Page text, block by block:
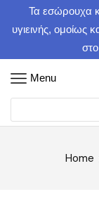
Τα εσώρουχα
υγιεινής, ομοίως
Menu
Home